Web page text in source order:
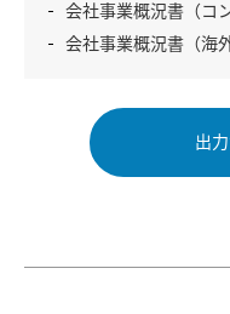
会社事業概況書（コ
会社事業概況書（海
出